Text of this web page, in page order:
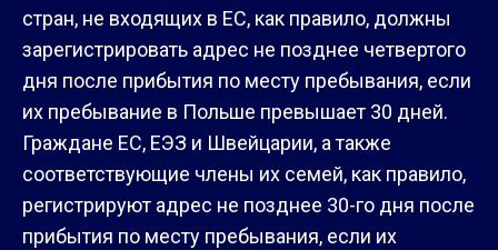
стран, не входящих в ЕС, как правило, должны
зарегистрировать адрес не позднее четвертого
дня после прибытия по месту пребывания, если
их пребывание в Польше превышает 30 дней.
Граждане ЕС, ЕЭЗ и Швейцарии, а также
соответствующие члены их семей, как правило,
регистрируют адрес не позднее 30-го дня после
прибытия по месту пребывания, если их